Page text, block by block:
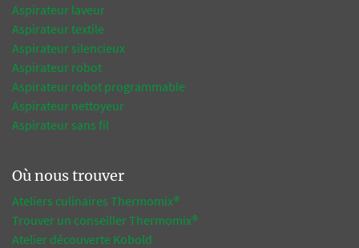
Aspirateur laveur
Aspirateur textile
Aspirateur silencieux
Aspirateur robot
Aspirateur robot programmable
Aspirateur nettoyeur
Aspirateur sans fil
Où nous trouver
Ateliers culinaires Thermomix®
Trouver un conseiller Thermomix®
Atelier découverte Kobold